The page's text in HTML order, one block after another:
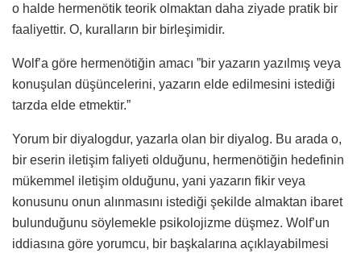
o halde hermenötik teorik olmaktan daha ziyade pratik bir
faaliyettir. O, kuralların bir birleşimidir.
Wolf’a göre hermenötiğin amacı ”bir yazarın yazılmış veya
konuşulan düşüncelerini, yazarın elde edilmesini istediği
tarzda elde etmektir.”
Yorum bir diyalogdur, yazarla olan bir diyalog. Bu arada o,
bir eserin iletişim faliyeti olduğunu, hermenötiğin hedefinin
mükemmel iletişim olduğunu, yani yazarın fikir veya
konusunu onun alınmasını istediği şekilde almaktan ibaret
bulunduğunu söylemekle psikolojizme düşmez. Wolf’un
iddiasına göre yorumcu, bir başkalarına açıklayabilmesi